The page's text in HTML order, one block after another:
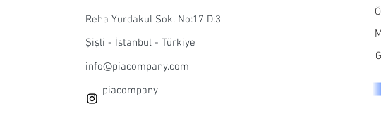
Reha Yurdakul Sok. No:17 D:3
Şişli - İstanbul - Türkiye
info@piacompany.com
piacompany